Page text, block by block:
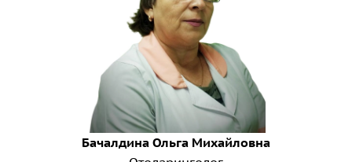
Бачалдина Ольга Михайловна